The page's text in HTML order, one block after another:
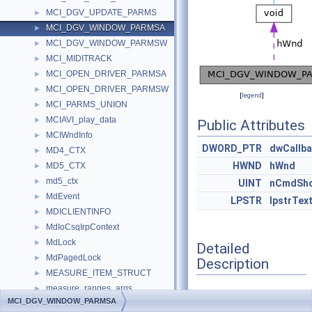
► MCI_DGV_UPDATE_PARMS
► MCI_DGV_WINDOW_PARMSA
► MCI_DGV_WINDOW_PARMSW
► MCI_MIDITRACK
► MCI_OPEN_DRIVER_PARMSA
► MCI_OPEN_DRIVER_PARMSW
► MCI_PARMS_UNION
► MCIAVI_play_data
► MCIWndInfo
► MD4_CTX
► MD5_CTX
► md5_ctx
► MdEvent
► MDICLIENTINFO
► MdIoCsqIrpContext
► MdLock
► MdPagedLock
► MEASURE_ITEM_STRUCT
► measure_ranges_args
► measure_string_args
[legend]
Public Attributes
DWORD_PTR
HWND
hWnd
UINT
LPSTR
lpstrText
Detailed
Description
MCI_DGV_WINDOW_PARMSA